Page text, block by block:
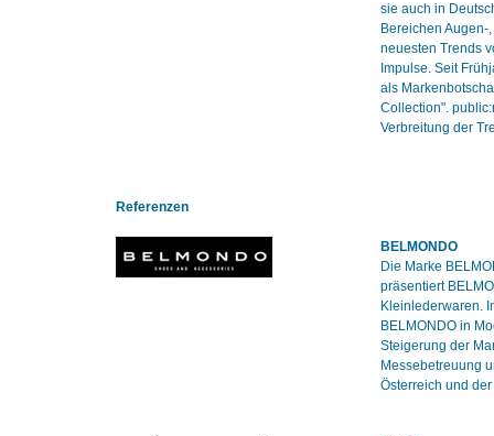
sie auch in
Bereichen
neuesten Trends
Impulse. Seit
als
Collection".
Verbreitung der
Referenzen
BELMONDO
Die Marke
präsentiert
Kleinlederwaren.
BELMONDO in
Steigerung der
Messebetreuung
Österreich und